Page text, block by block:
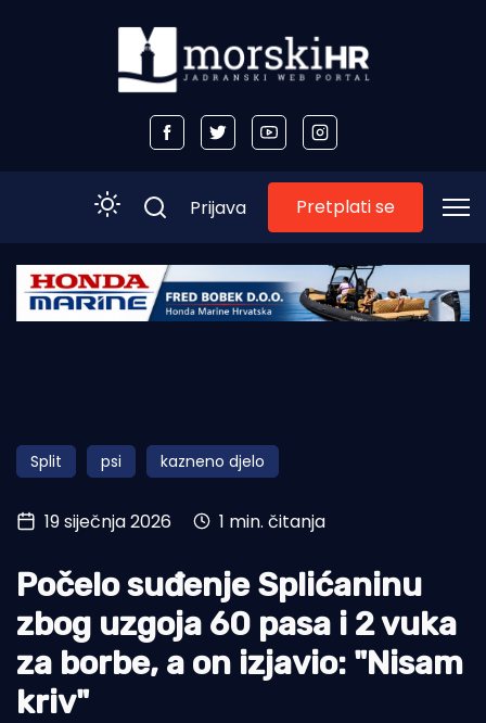
Početna
Obala
Otoci
Turizam i nautika
Pomorstvo
Ribolov
Ekologija
Tradicija i kultura
Prijava Pretplati se
Split psi kazneno djelo
19 siječnja 2026 1 min. čitanja
Počelo suđenje Splićaninu
zbog uzgoja 60 pasa i 2 vuka
za borbe, a on izjavio: "Nisam
kriv"